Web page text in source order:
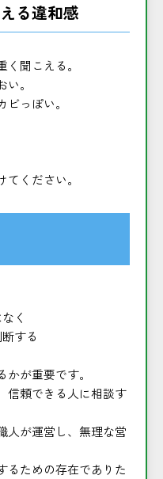
る違和感
聞こえる。
。
っぽい。
ください。
く
する
が重要です。
信頼できる人に相談す
人が運営し、無理な営
るための存在でありた